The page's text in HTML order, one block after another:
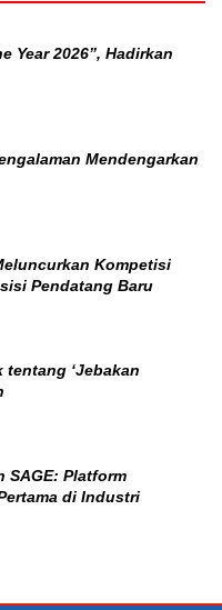
Year 2026”, Hadirkan
Mendengarkan
Kompetisi
Pendatang Baru
‘Jebakan
SAGE: Platform
di Industri